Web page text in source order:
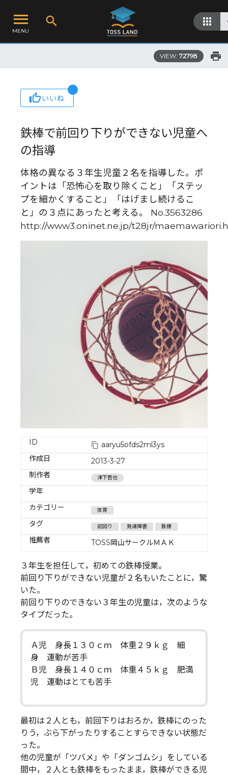
MENU
VIEW: 72798
いいね
鉄棒で前回り下りができない児童へ
の指導
体格の異なる３年生児童２名を指導した。ポ
イントは「恐怖心を取り除くこと」「ステッ
プを細かくすること」「はげまし続けるこ
と」の３点にあったと考える。 No.3563286
http://www3.oninet.ne.jp/t28jr/
ID
aaryu5ofds2ml3ys
作成日
2013-3-27
制作者
津下哲也
学年
カテゴリー
体育
タグ 前回り 発達障害 鉄棒
推薦者 TOSS岡山サークルＭＡＫ
３年生を担任して，初めての鉄棒授業。
前回り下りができない児童が２名もいたことに，驚
いた。
前回り下りのできない３年生の児童は，次のような
タイプだった。
Ａ児 身長１３０ｃｍ 体重２９ｋｇ 細
身 運動が苦手
Ｂ児 身長１４０ｃｍ 体重４５ｋｇ 肥満
児 運動はとても苦手
最初は２人とも，前回下りはおろか，鉄棒にのった
りう，ぶら下がったりすることすらできない状態だ
った。
他の児童が「ツバメ」や「ダンゴムシ」をしている
間中，２人とも鉄棒をもったまま，鉄棒ができる児